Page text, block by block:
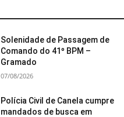
Solenidade de Passagem de
Comando do 41º BPM –
Gramado
07/08/2026
Polícia Civil de Canela cumpre
mandados de busca em